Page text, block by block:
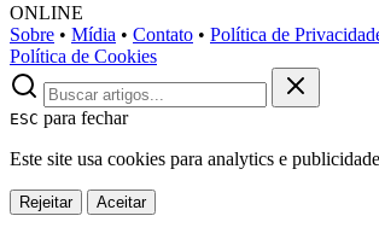
ONLINE
Sobre • Mídia • Contato • Política de
Política de Cookies
ESC para fechar
Este site usa cookies para analytics e
Rejeitar Aceitar